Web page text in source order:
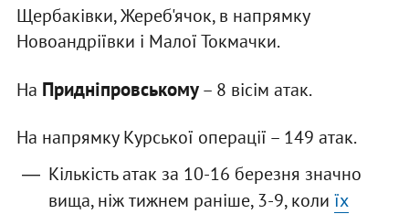
Щербаківки, Жереб'ячок, в напрямку
Новоандріївки і Малої Токмачки.
На Придніпровському– 8 вісім атак.
На напрямку Курської операції – 149 атак.
Кількість атак за 10-16 березня значно
вища, ніж тижнем раніше, 3-9, коли їх